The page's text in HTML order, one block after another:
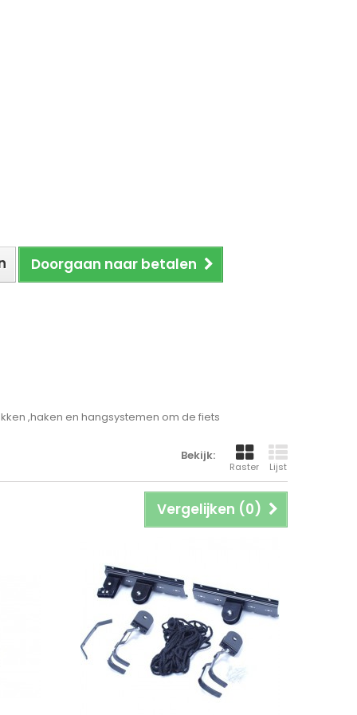
Doorgaan naar betalen
,haken en hangsystemen om de fiets
Bekijk:
Raster Lijst
Vergelijken (0)